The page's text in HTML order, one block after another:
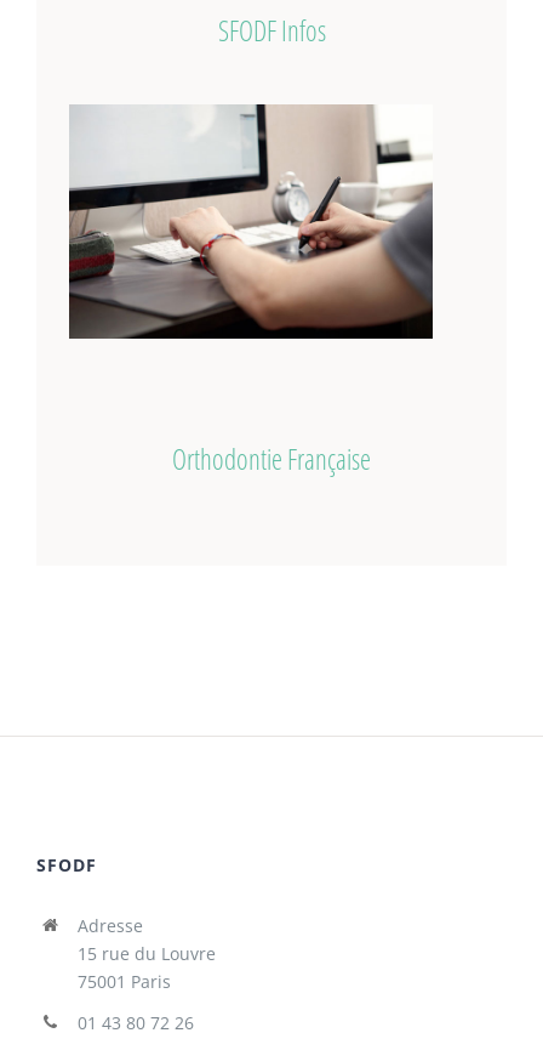
SFODF Infos
Orthodontie Française
SFODF
Adresse
15 rue du Louvre
75001 Paris
01 43 80 72 26